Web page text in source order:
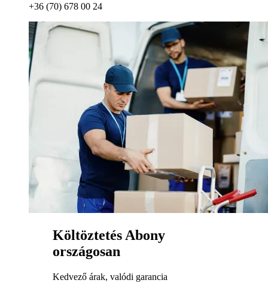
+36 (70) 678 00 24
Költöztetés Abony
országosan
Kedvező árak, valódi garancia